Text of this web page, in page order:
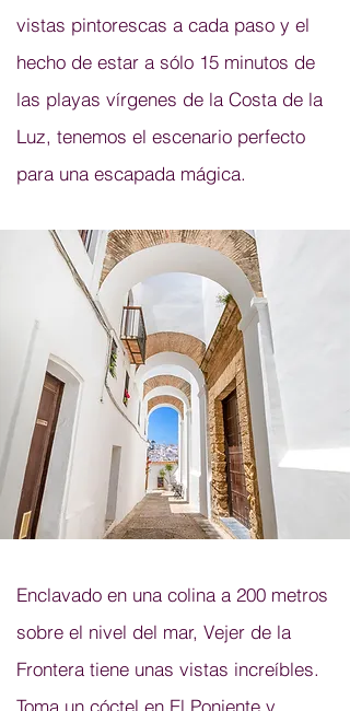
vistas pintorescas a cada paso y el
hecho de estar a sólo 15 minutos de
las playas vírgenes de la Costa de la
Luz, tenemos el escenario perfecto
para una escapada mágica.
Enclavado en una colina a 200 metros
sobre el nivel del mar, Vejer de la
Frontera tiene unas vistas increíbles.
Toma un cóctel en El Poniente y